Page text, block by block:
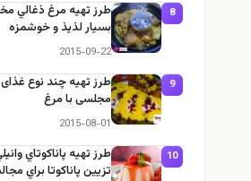
8
طرز تهيه مرغ ذغالي
بسيار لذيذ و خوشمزه
2015-09-22
9
طرز تهيه چند نوع
مجلسی با مرغ
2015-08-01
10
طرز تهيه پاناكوتاي
تزيين پاناكوتا براي